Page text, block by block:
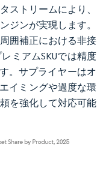
ストリームにより、
ジンが実現します。
囲補正における非接
ミアムSKUでは精度
。サプライヤーはオ
イミングや過度な環
を強化して対応可能